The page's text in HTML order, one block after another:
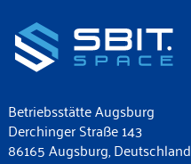
Betriebsstätte Augsburg
Derchinger Straße 143
86165 Augsburg, Deutschland